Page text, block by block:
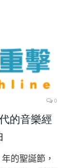
0
的音樂經
的聖誕節，